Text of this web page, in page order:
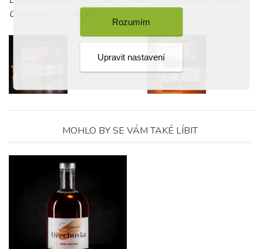
Rozumím
Upravit nastavení
Ořechovky a Griotky
MOHLO BY SE VÁM TAKÉ LÍBIT